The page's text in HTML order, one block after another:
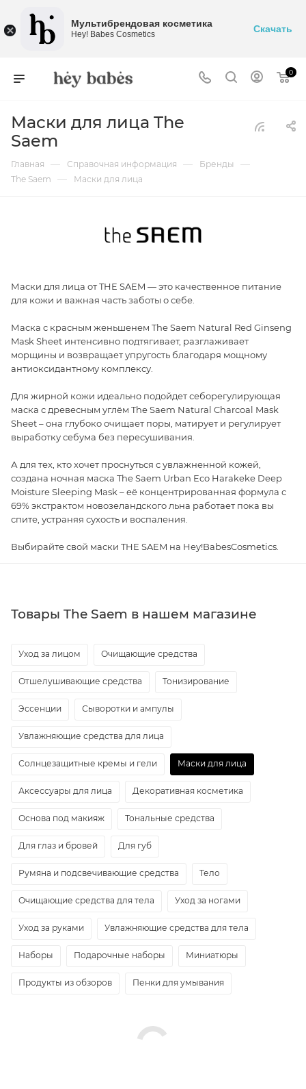
0
Маски для лица The
Saem
Главная — Справочная информация — Бренды —
The Saem — Маски для лица
Маски для лица от THE SAEM — это качественное питание
для кожи и важная часть заботы о себе.
Маска с красным женьшенем The Saem Natural Red Ginseng
Mask Sheet интенсивно подтягивает, разглаживает
морщины и возвращает упругость благодаря мощному
антиоксидантному комплексу.
Для жирной кожи идеально подойдет себорегулирующая
маска с древесным углём The Saem Natural Charcoal Mask
Sheet – она глубоко очищает поры, матирует и регулирует
выработку себума без пересушивания.
А для тех, кто хочет проснуться с увлажненной кожей,
создана ночная маска The Saem Urban Eco Harakeke Deep
Moisture Sleeping Mask – её концентрированная формула с
69% экстрактом новозеландского льна работает пока вы
спите, устраняя сухость и воспаления.
Выбирайте свой маски THE SAEM на Hey!BabesCosmetics.
Товары The Saem в нашем магазине
Уход за лицом Очищающие средства
Отшелушивающие средства Тонизирование
Эссенции Сыворотки и ампулы
Увлажняющие средства для лица
Солнцезащитные кремы и гели Маски для лица
Аксессуары для лица Декоративная косметика
Основа под макияж Тональные средства
Для глаз и бровей Для губ
Румяна и подсвечивающие средства Тело
Очищающие средства для тела Уход за ногами
Уход за руками Увлажняющие средства для тела
Наборы Подарочные наборы Миниатюры
Продукты из обзоров Пенки для умывания
Мультибрендовая косметика
Hey! Babes Cosmetics Скачать